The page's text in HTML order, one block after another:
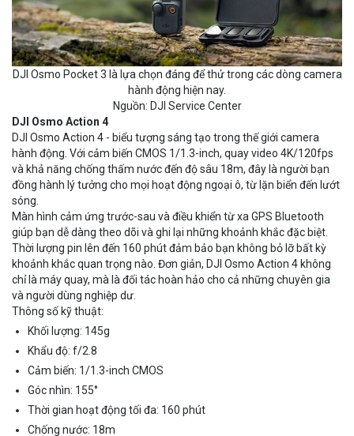
DJI Osmo Pocket 3 là lựa chọn đáng để thử trong các dòng camera
hành động hiện nay.
Nguồn: DJI Service Center
DJI Osmo Action 4
DJI Osmo Action 4 - biểu tượng sáng tạo trong thế giới camera
hành động. Với cảm biến CMOS 1/1.3-inch, quay video 4K/120fps
và khả năng chống thấm nước đến độ sâu 18m, đây là người bạn
đồng hành lý tưởng cho mọi hoạt động ngoại ô, từ lặn biển đến lướt
sóng.
Màn hình cảm ứng trước-sau và điều khiển từ xa GPS Bluetooth
giúp bạn dễ dàng theo dõi và ghi lại những khoảnh khắc đặc biệt.
Thời lượng pin lên đến 160 phút đảm bảo bạn không bỏ lỡ bất kỳ
khoảnh khắc quan trọng nào. Đơn giản, DJI Osmo Action 4 không
chỉ là máy quay, mà là đối tác hoàn hảo cho cả những chuyên gia
và người dùng nghiệp dư.
Thông số kỹ thuật:
Khối lượng: 145g
Khẩu độ: f/2.8
Cảm biến: 1/1.3-inch CMOS
Góc nhìn: 155°
Thời gian hoạt động tối đa: 160 phút
Chống nước: 18m